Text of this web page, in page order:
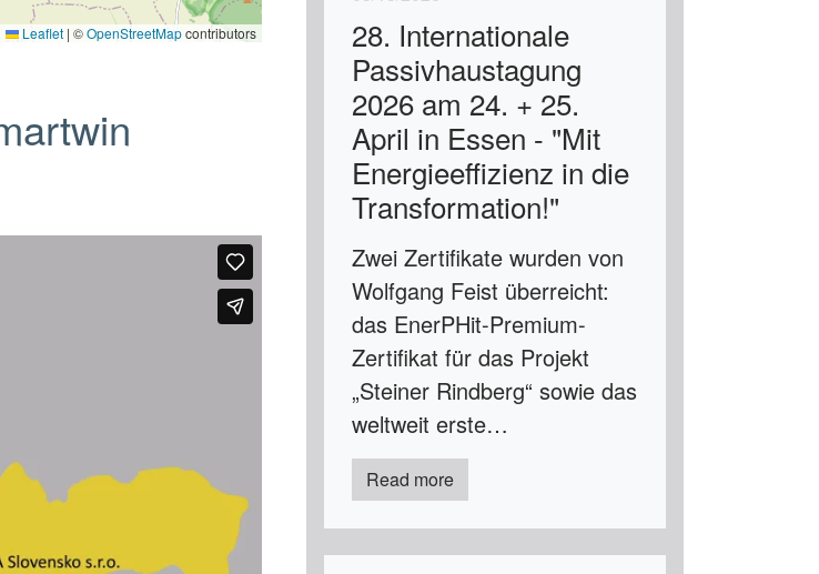
Leaflet | ©OpenStreetMapcontributors
28. Internationale
Passivhaustagung
2026 am 24. + 25.
April in Essen - "Mit
Energieeffizienz in die
Transformation!"
Zwei Zertifikate wurden von
Wolfgang Feist überreicht:
das EnerPHit-Premium-
Zertifikat für das Projekt
„Steiner Rindberg“ sowie das
weltweit erste…
Read more